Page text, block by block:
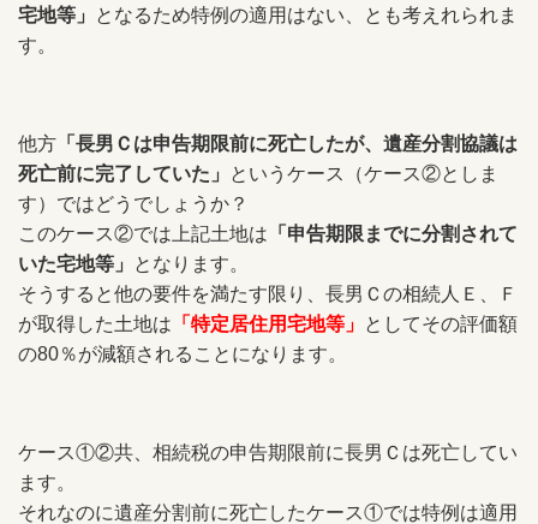
宅地等」
となるため特例の適用はない、とも考えれられま
す。
他方 「長男Ｃは申告期限前に死亡したが、遺産分割協議は
死亡前に完了していた」
というケース（ケース②としま
す）ではどうでしょうか？
このケース②では上記土地は 「 申告期限までに分割されて
いた宅地等」
となります。
そうすると他の要件を満たす限り、長男Ｃの相続人Ｅ、Ｆ
が取得した土地は 「 特定居住用宅地等」 としてその評価額
の80％が減額されることになります。
ケース①②共、相続税の申告期限前に長男Ｃは死亡してい
ます。
それなのに遺産分割前に死亡したケース①では特例は適用